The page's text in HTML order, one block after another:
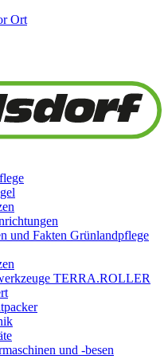
Ort
und Fakten Grünlandpflege
TERRA.ROLLER
und -besen